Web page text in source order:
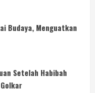
Budaya, Menguatkan
Setelah Habibah